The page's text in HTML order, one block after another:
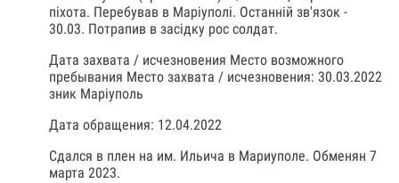
піхота. Перебував в Маріуполі. Останній зв'язок -
30.03. Потрапив в засідку рос солдат.
Дата захвата / исчезновения Место возможного
пребывания Место захвата / исчезновения: 30.03.2022
зник Маріуполь
Дата обращения: 12.04.2022
Сдался в плен на им. Ильича в Мариуполе. Обменян 7
марта 2023.